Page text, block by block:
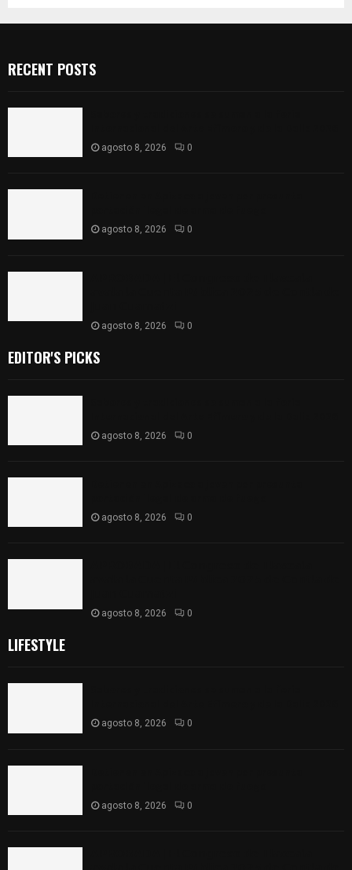
RECENT POSTS
agosto 8, 2026 0
agosto 8, 2026 0
agosto 8, 2026 0
EDITOR'S PICKS
agosto 8, 2026 0
agosto 8, 2026 0
agosto 8, 2026 0
LIFESTYLE
agosto 8, 2026 0
agosto 8, 2026 0